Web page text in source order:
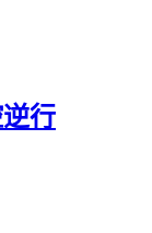
行